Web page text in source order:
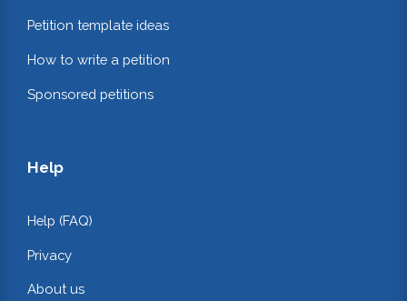
Petition template ideas
How to write a petition
Sponsored petitions
Help
Help (FAQ)
Privacy
About us